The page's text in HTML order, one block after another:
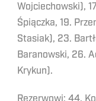
Wojciechowski),
Śpiączka, 19.
Stasiak), 23.
Baranowski, 26.
Krykun).
Rezerwowi: 44.